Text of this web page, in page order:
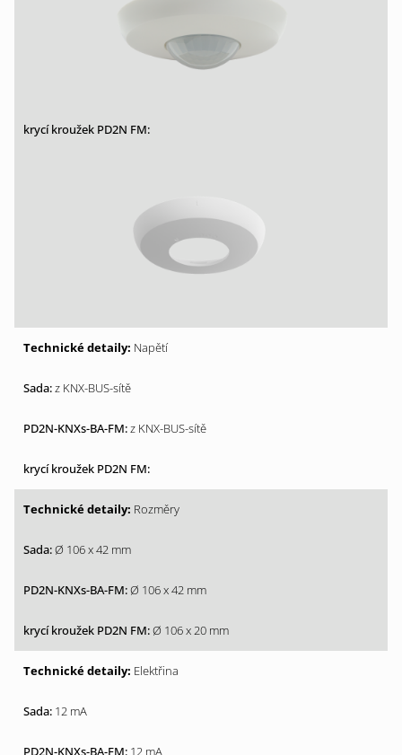
Napětí
z KNX-BUS-sítě
z KNX-BUS-sítě
Rozměry
Ø 106 x 42 mm
Ø 106 x 42 mm
Ø 106 x 20 mm
Elektřina
12 mA
12 mA